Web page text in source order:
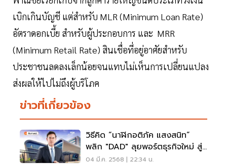
เบิกเกินบัญชี แต่สำหรับ MLR (Minimum Loan Rate)
อัตราดอกเบี้ย สำหรับผู้ประกอบการ และ MRR
(Minimum Retail Rate) สินเชื่อที่อยู่อาศัยสำหรับ
ประชาชนลดลงเล็กน้อยจนแทบไม่เห็นการเปลี่ยนแปลง
ส่งผลให้ไปไม่ถึงผู้บริโภค
ข่าวที่เกี่ยวข้อง
วิธีคิด “นาฬิกอติภัค แสงสนิท”
พลิก "DAD" ลุยพอร์ตธุรกิจใหม่ สู่
ความยั่งยืน
04 มี.ค. 2568 | 22:34 น.